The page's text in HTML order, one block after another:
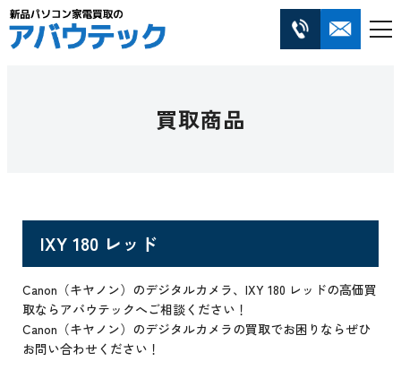
買取商品
IXY 180 レッド
Canon（キヤノン）のデジタルカメラ、IXY 180 レッドの高価買
取ならアバウテックへご相談ください！
Canon（キヤノン）のデジタルカメラの買取でお困りならぜひ
お問い合わせください！